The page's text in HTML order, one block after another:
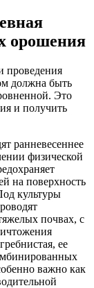
орошения
проведения
должна быть
Это
и получить
ранневесеннее
физической
на поверхность
культуры
почвах, с
ее
важно как